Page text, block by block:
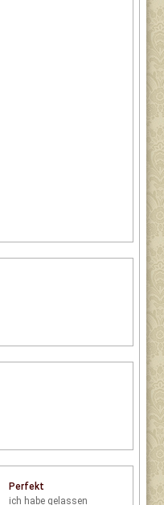
Perfekt
ich habe gelassen